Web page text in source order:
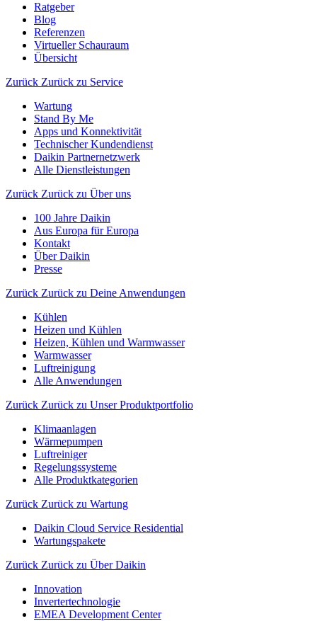
Ratgeber
Blog
Referenzen
Virtueller Schauraum
Übersicht
Zurück Zurück zu Service
Wartung
Stand By Me
Apps und Konnektivität
Technischer Kundendienst
Daikin Partnernetzwerk
Alle Dienstleistungen
Zurück Zurück zu Über uns
100 Jahre Daikin
Aus Europa für Europa
Kontakt
Über Daikin
Presse
Zurück Zurück zu Deine Anwendungen
Kühlen
Heizen und Kühlen
Heizen, Kühlen und Warmwasser
Warmwasser
Luftreinigung
Alle Anwendungen
Zurück Zurück zu Unser Produktportfolio
Klimaanlagen
Wärmepumpen
Luftreiniger
Regelungssysteme
Alle Produktkategorien
Zurück Zurück zu Wartung
Daikin Cloud Service Residential
Wartungspakete
Zurück Zurück zu Über Daikin
Innovation
Invertertechnologie
EMEA Development Center